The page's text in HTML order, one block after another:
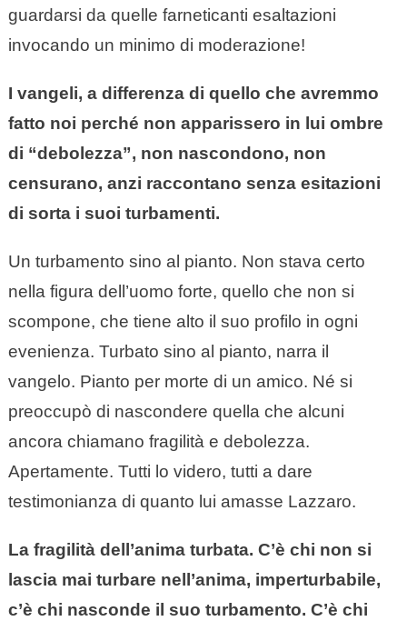
guardarsi da quelle farneticanti esaltazioni
invocando un minimo di moderazione!
I vangeli, a differenza di quello che avremmo
fatto noi perché non apparissero in lui ombre
di “debolezza”, non nascondono, non
censurano, anzi raccontano senza esitazioni
di sorta i suoi turbamenti.
Un turbamento sino al pianto. Non stava certo
nella figura dell’uomo forte, quello che non si
scompone, che tiene alto il suo profilo in ogni
evenienza. Turbato sino al pianto, narra il
vangelo. Pianto per morte di un amico. Né si
preoccupò di nascondere quella che alcuni
ancora chiamano fragilità e debolezza.
Apertamente. Tutti lo videro, tutti a dare
testimonianza di quanto lui amasse Lazzaro.
La fragilità dell’anima turbata. C’è chi non si
lascia mai turbare nell’anima, imperturbabile,
c’è chi nasconde il suo turbamento. C’è chi